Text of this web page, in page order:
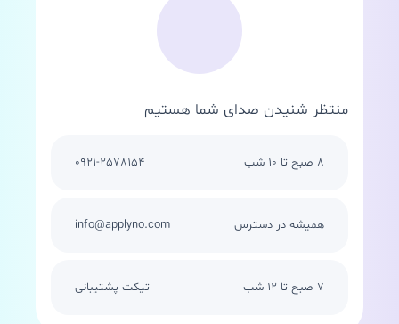
منتظر شنیدن صدای شما هستیم
0921-2578154 8 صبح تا 10 شب
info@applyno.com همیشه در دسترس
تیکت پشتیبانی 7 صبح تا 12 شب